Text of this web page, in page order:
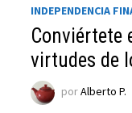
INDEPENDENCIA
Conviértete
virtudes de
porAlberto P.
Experiencia
Para que
nuestra web
funcione lo
mejor posible
durante tu